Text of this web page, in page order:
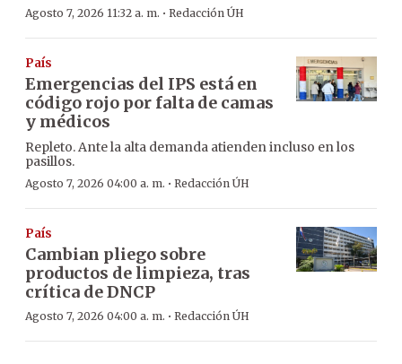
Agosto 7, 2026 11:32 a. m. · Redacción ÚH
País
Emergencias del IPS está en
código rojo por falta de camas
y médicos
Repleto. Ante la alta demanda atienden incluso en los
pasillos.
Agosto 7, 2026 04:00 a. m. · Redacción ÚH
País
Cambian pliego sobre
productos de limpieza, tras
crítica de DNCP
Agosto 7, 2026 04:00 a. m. · Redacción ÚH